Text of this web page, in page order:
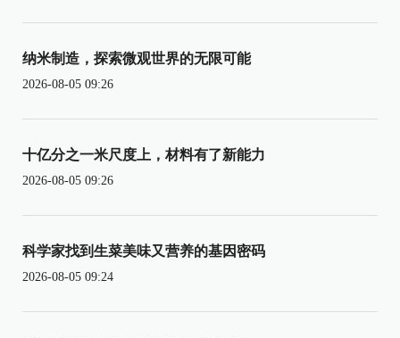
纳米制造，探索微观世界的无限可能
2026-08-05 09:26
十亿分之一米尺度上，材料有了新能力
2026-08-05 09:26
科学家找到生菜美味又营养的基因密码
2026-08-05 09:24